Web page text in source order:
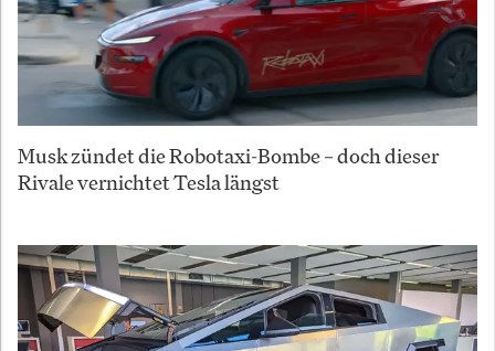
Musk zündet die Robotaxi-Bombe – doch dieser
Rivale vernichtet Tesla längst